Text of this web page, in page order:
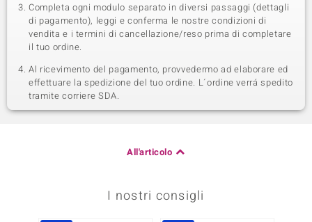
Completa ogni modulo separato in diversi passaggi (dettagli
di pagamento), leggi e conferma le nostre condizioni di
vendita e i termini di cancellazione/reso prima di completare
il tuo ordine.
Al ricevimento del pagamento, provvedermo ad elaborare ed
effettuare la spedizione del tuo ordine. L´ordine verrá spedito
tramite corriere SDA.
All'articolo
I nostri consigli